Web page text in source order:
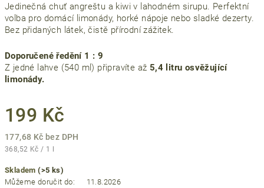
Jedinečná chuť angreštu a kiwi v lahodném sirupu. Perfektní
volba pro domácí limonády, horké nápoje nebo sladké dezerty.
Bez přidaných látek, čistě přírodní zážitek.
Doporučené ředění 1 : 9
Z jedné lahve (540 ml) připravíte až 5,4 litru osvěžující
limonády.
199 Kč
177,68 Kč bez DPH
Měrná
368,52 Kč / 1 l
Skladem(>5 ks)
Můžeme doručit do:
11.8.2026